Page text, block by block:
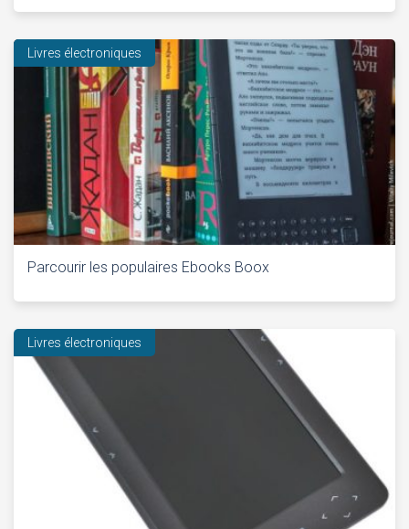
Livres électroniques
Parcourir les populaires Ebooks Boox
Livres électroniques